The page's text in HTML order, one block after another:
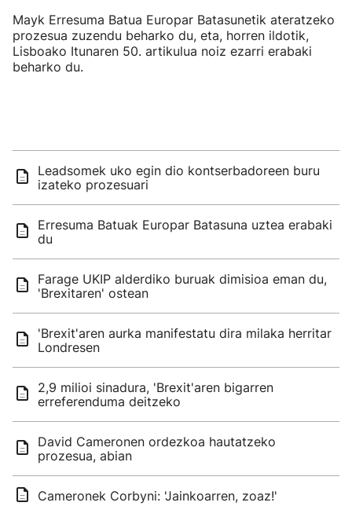
Mayk Erresuma Batua Europar Batasunetik ateratzeko
prozesua zuzendu beharko du, eta, horren ildotik,
Lisboako Itunaren 50. artikulua noiz ezarri erabaki
beharko du.
Leadsomek uko egin dio kontserbadoreen buru
izateko prozesuari
Erresuma Batuak Europar Batasuna uztea erabaki
du
Farage UKIP alderdiko buruak dimisioa eman du,
'Brexitaren' ostean
'Brexit'aren aurka manifestatu dira milaka herritar
Londresen
2,9 milioi sinadura, 'Brexit'aren bigarren
erreferenduma deitzeko
David Cameronen ordezkoa hautatzeko
prozesua, abian
Cameronek Corbyni: 'Jainkoarren, zoaz!'